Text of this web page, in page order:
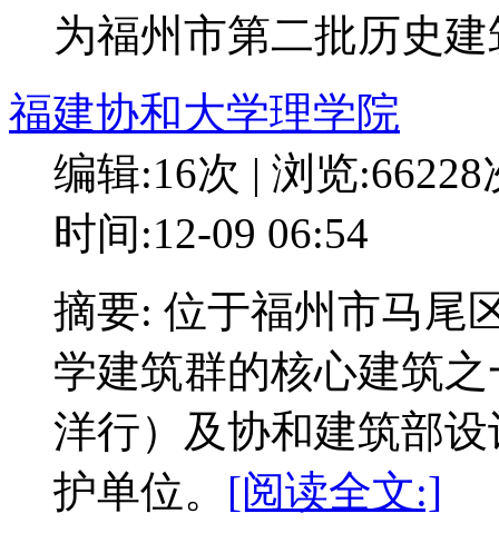
为福州市第二批历史
福建协和大学理学院
编辑:16次 | 浏览:66228
时间:12-09 06:54
摘要: 位于福州市马尾
学建筑群的核心建筑
洋行）及协和建筑部
护单位。 [阅读全文:]